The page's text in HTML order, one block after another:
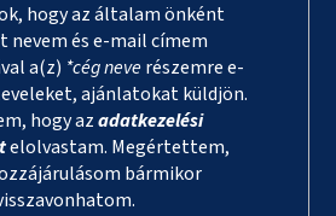
hogy az általam önként
nevem és e-mail címem
a(z) *cég neverészemre e-
ajánlatokat küldjön.
hogy azadatkezelési
elolvastam. Megértettem,
bármikor